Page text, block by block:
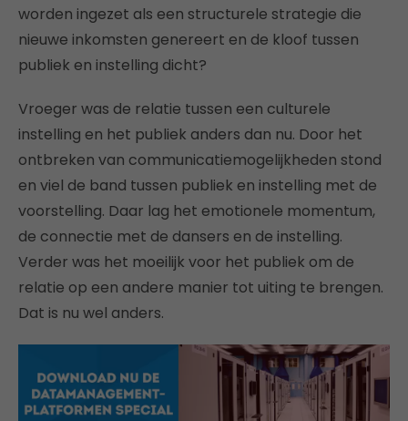
worden ingezet als een structurele strategie die
nieuwe inkomsten genereert en de kloof tussen
publiek en instelling dicht?
Vroeger was de relatie tussen een culturele
instelling en het publiek anders dan nu. Door het
ontbreken van communicatiemogelijkheden stond
en viel de band tussen publiek en instelling met de
voorstelling. Daar lag het emotionele momentum,
de connectie met de dansers en de instelling.
Verder was het moeilijk voor het publiek om de
relatie op een andere manier tot uiting te brengen.
Dat is nu wel anders.